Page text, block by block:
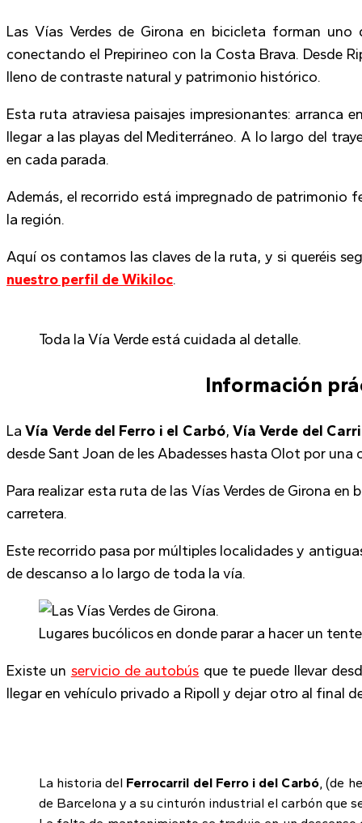
Las Vías Verdes de Girona en bicicleta forman
conectando el Prepirineo con la Costa Brava. Desde
lleno de contraste natural y patrimonio histórico.
Esta ruta atraviesa paisajes impresionantes: arranca
llegar a las playas del Mediterráneo. A lo largo del
en cada parada.
Además, el recorrido está impregnado de patrimonio
la región.
Aquí os contamos las claves de la ruta, y si queréis
nuestro perfil de Wikiloc.
Toda la Vía Verde está cuidada al detalle.
Información
LaVía Verde del Ferro i el Carbó, Vía Verde del
desde Sant Joan de les Abadesses hasta Olot por
Para realizar esta ruta de las Vías Verdes de Girona
carretera.
Este recorrido pasa por múltiples localidades y
de descanso a lo largo de toda la vía.
Lugares bucólicos en donde parar a hacer un
Existe un servicio de autobús que te puede llevar
llegar en vehículo privado a Ripoll y dejar otro al final
La historia del Ferrocarril del Ferro i del Carbó , (de
de Barcelona y a su cinturón industrial el carbón que